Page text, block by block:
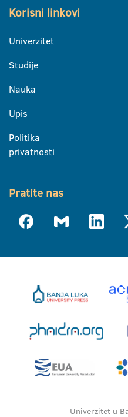
Korisni linkovi
Univerzitet
Studije
Nauka
Upis
Politika
privatnosti
Pratite nas
Univerzitet u